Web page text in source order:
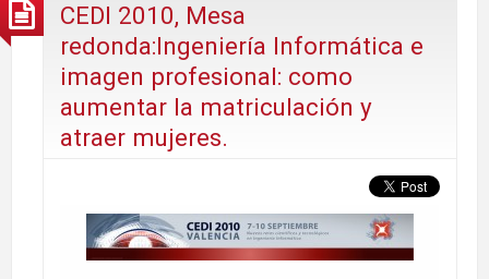
CEDI 2010, Mesa
redonda:Ingeniería Informática e
imagen profesional: como
aumentar la matriculación y
atraer mujeres.